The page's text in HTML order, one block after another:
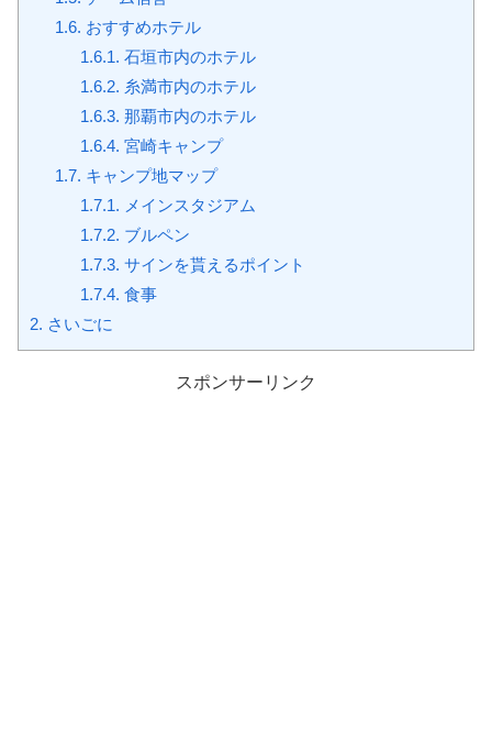
1.6. おすすめホテル
1.6.1. 石垣市内のホテル
1.6.2. 糸満市内のホテル
1.6.3. 那覇市内のホテル
1.6.4. 宮崎キャンプ
1.7. キャンプ地マップ
1.7.1. メインスタジアム
1.7.2. ブルペン
1.7.3. サインを貰えるポイント
1.7.4. 食事
2. さいごに
スポンサーリンク